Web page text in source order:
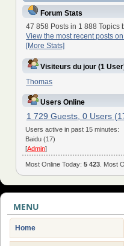
Forum Stats
47 858 Posts in 1 888
View the most recent posts
[More Stats]
Visiteurs du jour (1
Thomas
Users Online
1 729 Guests, 0 Users
Users active in past 15 minutes:
Baidu (17)
[Admin]
Most Online Today:5 423 . Most
MENU
Home